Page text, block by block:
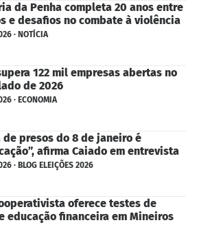
da Penha completa 20 anos entre
e desafios no combate à violência
· NOTÍCIA
122 mil empresas abertas no
de 2026
· ECONOMIA
presos do 8 de janeiro é
afirma Caiado em entrevista
· BLOG ELEIÇÕES 2026
oferece testes de
educação financeira em Mineiros